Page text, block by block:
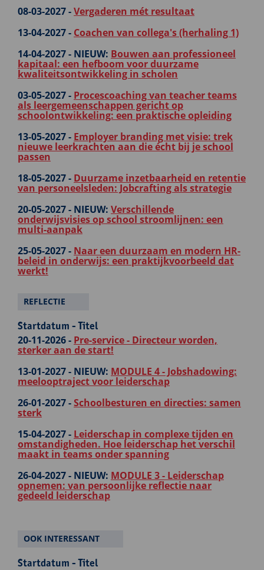
08-03-2027 -Vergaderen mét resultaat
13-04-2027 - Coachen van collega's (herhaling 1)
14-04-2027 - NIEUW: Bouwen aan professioneel
kapitaal: een hefboom voor duurzame
kwaliteitsontwikkeling in scholen
03-05-2027 - Procescoaching van teacher teams
als leergemeenschappen gericht op
schoolontwikkeling: een praktische opleiding
13-05-2027 - Employer branding met visie: trek
nieuwe leerkrachten aan die écht bij je school
passen
18-05-2027 - Duurzame inzetbaarheid en retentie
van personeelsleden: Jobcrafting als strategie
20-05-2027 - NIEUW: Verschillende
onderwijsvisies op school stroomlijnen: een
multi-aanpak
25-05-2027 - Naar een duurzaam en modern HR-
beleid in onderwijs: een praktijkvoorbeeld dat
werkt!
REFLECTIE
Startdatum - Titel
20-11-2026 - Pre-service - Directeur worden,
sterker aan de start!
13-01-2027 - NIEUW: MODULE 4 - Jobshadowing:
meelooptraject voor leiderschap
26-01-2027 -Schoolbesturen en directies: samen
sterk
15-04-2027 - Leiderschap in complexe tijden en
omstandigheden. Hoe leiderschap het verschil
maakt in teams onder spanning
26-04-2027 - NIEUW: MODULE 3 - Leiderschap
opnemen: van persoonlijke reflectie naar
gedeeld leiderschap
OOK INTERESSANT
Startdatum - Titel